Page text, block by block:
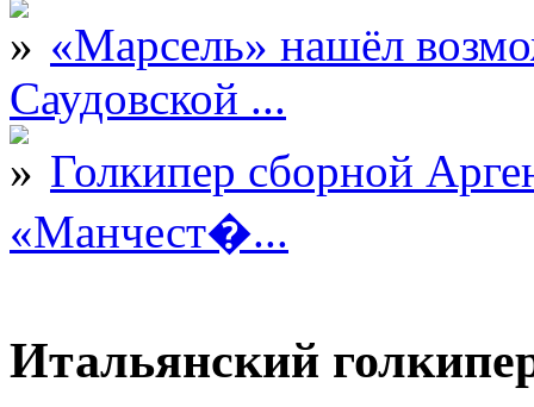
«Марсель» нашёл
Саудовской ...
Голкипер сборной
«Манчест�...
Итальянский